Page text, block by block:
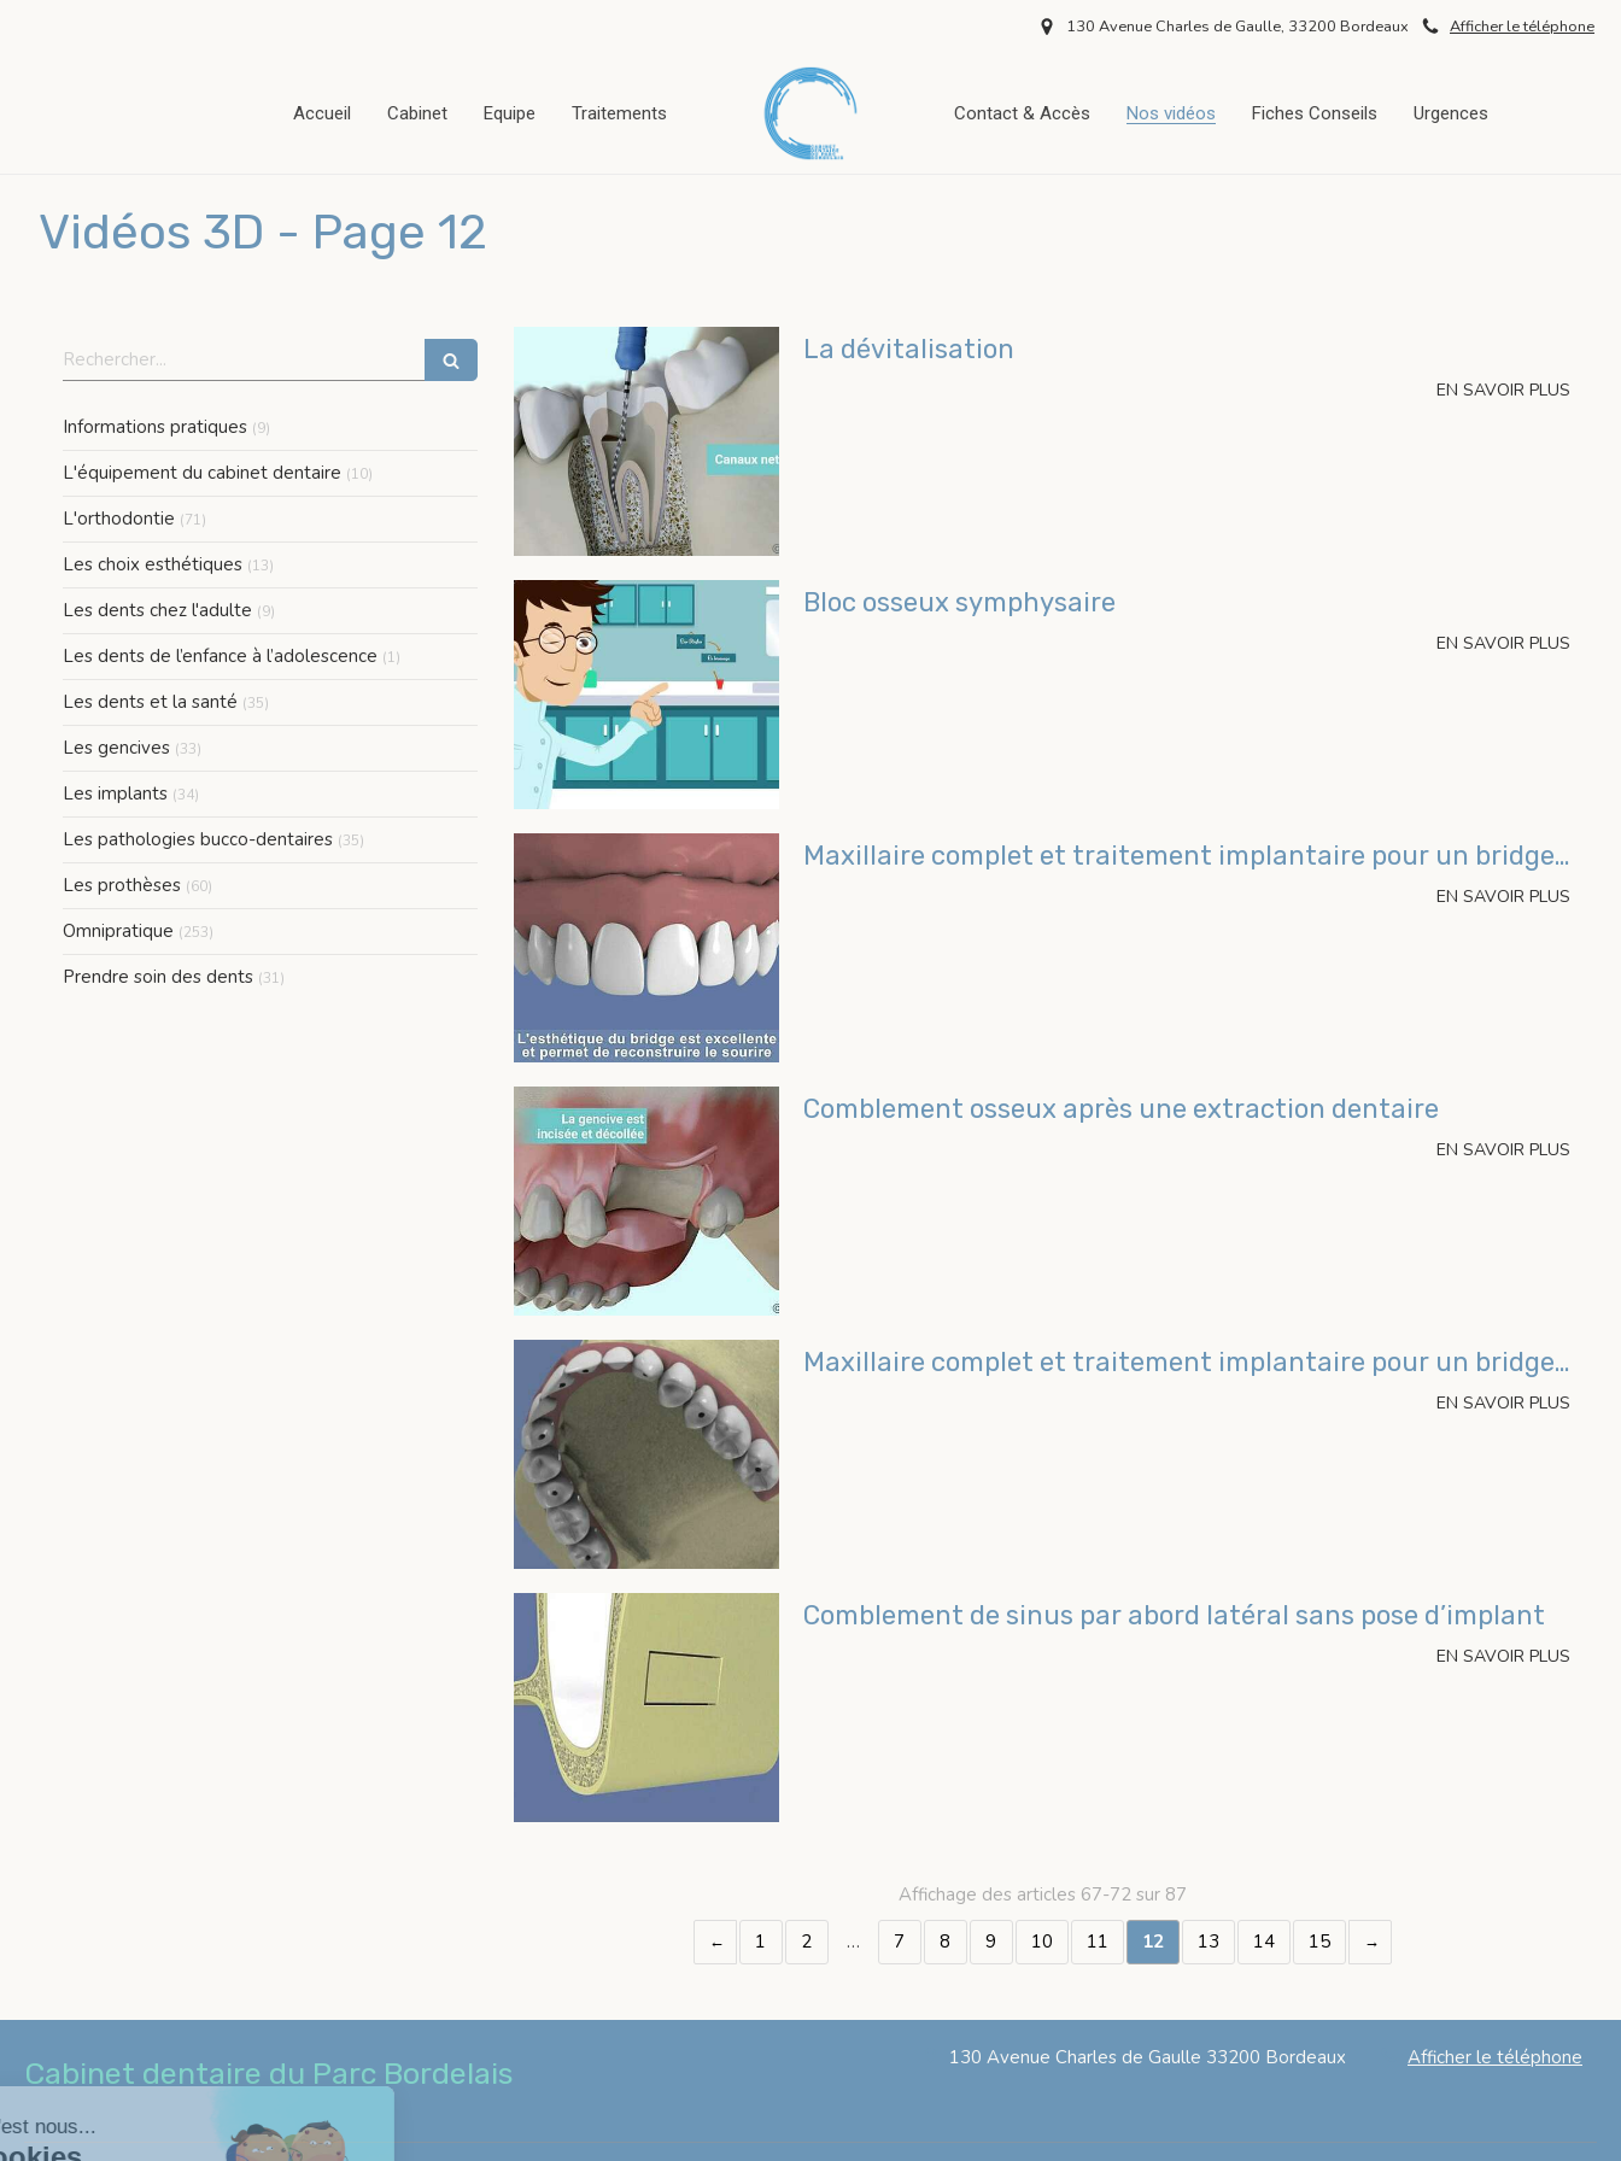
Afficher le téléphone
130 Avenue Charles de Gaulle, 33200 Bordeaux
Accueil Cabinet Equipe Traitements Contact & Accès Nos vidéos Fiches Conseils Urgences
Vidéos 3D - Page 12
La dévitalisation
EN SAVOIR PLUS
Bloc osseux symphysaire
EN SAVOIR PLUS
Maxillaire complet et traitement implantaire pour un bridge fixe scellé
EN SAVOIR PLUS
Comblement osseux après une extraction dentaire
EN SAVOIR PLUS
Maxillaire complet et traitement implantaire pour un bridge fixe vissé
EN SAVOIR PLUS
Comblement de sinus par abord latéral sans pose d’implant
EN SAVOIR PLUS
Affichage des articles 67-72 sur 87
1
2 … 7 8 9 10 11 12 13 14 15
Rechercher
Informations pratiques (9)
L'équipement du cabinet dentaire (10)
L'orthodontie (71)
Les choix esthétiques (13)
Les dents chez l'adulte (9)
Les dents de l’enfance à l’adolescence (1)
Les dents et la santé (35)
Les gencives (33)
Les implants (34)
Les pathologies bucco-dentaires (35)
Les prothèses (60)
Omnipratique (253)
Prendre soin des dents (31)
Cabinet dentaire du Parc Bordelais 130 Avenue Charles de Gaulle 33200 Bordeaux Afficher le téléphone